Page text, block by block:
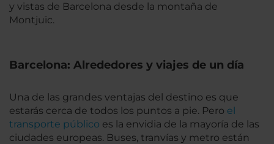
y vistas de Barcelona desde la montaña de
Montjuïc.
Barcelona: Alrededores y viajes de un día
Una de las grandes ventajas del destino es que
estarás cerca de todos los puntos a pie. Pero el
transporte público es la envidia de la mayoría de las
ciudades europeas. Buses, tranvías y metro están